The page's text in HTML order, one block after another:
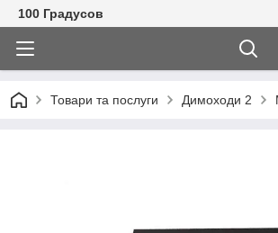
100 Градусов
Товари та послуги Димоходи 2